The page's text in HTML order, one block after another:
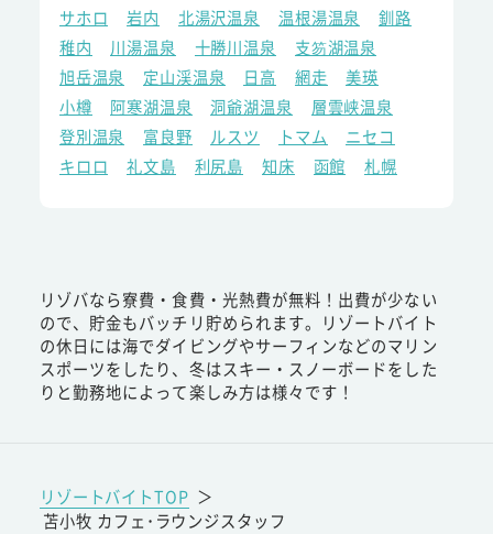
サホロ
岩内 北湯沢温泉 温根湯温泉
釧路
稚内
川湯温泉 十勝川温泉
支笏湖温泉
旭岳温泉
定山渓温泉 日高 網走
美瑛
小樽
阿寒湖温泉 洞爺湖温泉
層雲峡温泉
登別温泉
富良野 ルスツ トマム
ニセコ
キロロ
礼文島 利尻島 知床 函館 札幌
リゾバなら寮費・食費・光熱費が無料！出費が少ない
ので、貯金もバッチリ貯められます。リゾートバイト
の休日には海でダイビングやサーフィンなどのマリン
スポーツをしたり、冬はスキー・スノーボードをした
りと勤務地によって楽しみ方は様々です！
リゾートバイトTOP ＞
苫小牧 カフェ･ラウンジスタッフ